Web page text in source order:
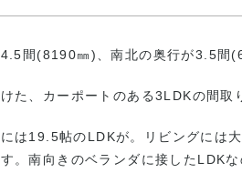
間(8190㎜)、南北の奥行が3.5間
た、カーポートのある3LDKの間取
は19.5帖のLDKが。リビングには
。南向きのベランダに接したLDK